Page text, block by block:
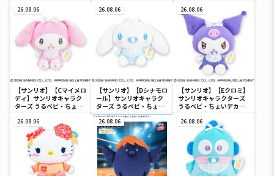
ぐるみ～カビゴン～
26.08.06
【サンリオ】【Cマイメロ
ディ】サンリオキャラク
ターズ うるベビ・ちょい
26.08.06
【サンリオ】【Dシナモロ
ール】サンリオキャラク
ターズ うるベビ・ちょい
デカドール
26.08.06
【サンリオ】【Eクロミ】
サンリオキャラクターズ
うるベビ・ちょいデカド
26.08.06 26.08.06 26.08.06